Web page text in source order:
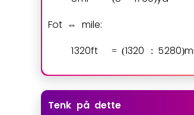
Fot
⇔
mile:
1320ft = (1320 : 5280)mi
Tenk på dette